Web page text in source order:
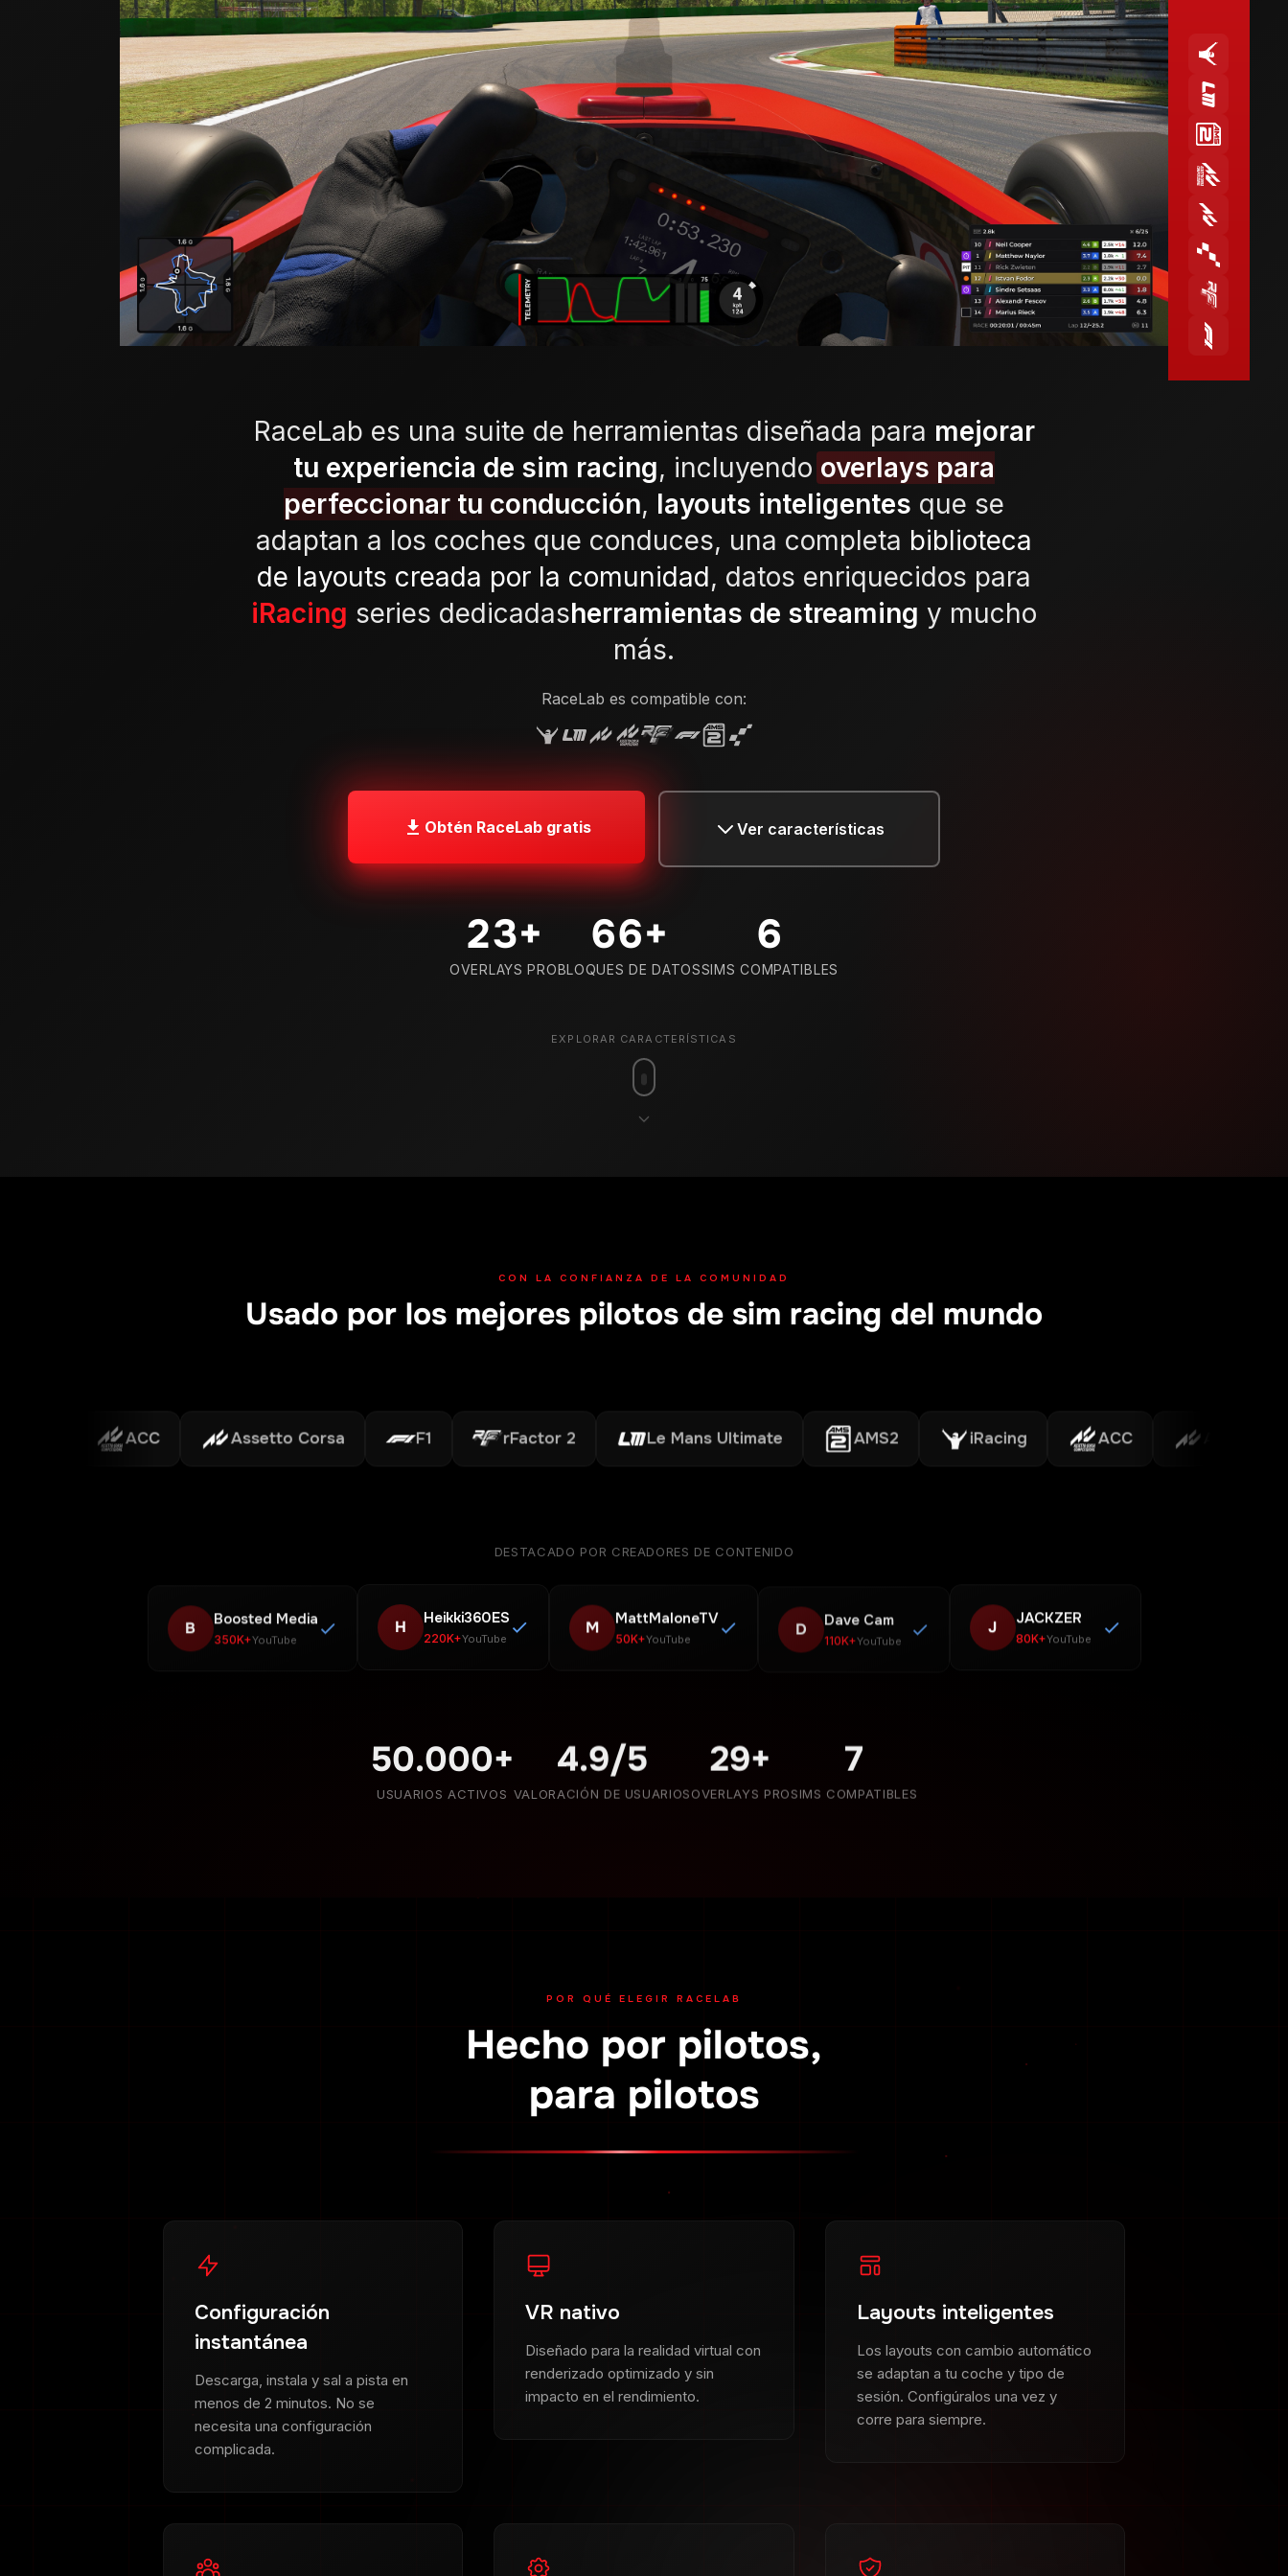
RaceLab es una suite de herramientas diseñada para mejorar
tu experiencia de sim racing, incluyendo overlays para
perfeccionar tu conducción, layouts inteligentes que se
adaptan a los coches que conduces, una completa biblioteca
de layouts creada por la comunidad, datos enriquecidos para
iRacing series dedicadasherramientas de streaming y mucho
más.
RaceLab es compatible con:
Obtén RaceLab gratis Ver características
29+
OVERLAYS PRO
80+
BLOQUES DE DATOS
7
SIMS COMPATIBLES
EXPLORAR CARACTERÍSTICAS
CON LA CONFIANZA DE LA COMUNIDAD
Usado por los mejores pilotos de sim racing del mundo
ACC Assetto Corsa rFactor 2 Le Mans Ultimate AMS2 iRacing ACC Assetto Corsa
DESTACADO POR CREADORES DE CONTENIDO
B Boosted Media
350K+YouTube
H Heikki360ES
220K+YouTube
M MattMaloneTV
50K+YouTube
D Dave Cam
110K+YouTube
J JACKZER
80K+YouTube
50.000+
USUARIOS ACTIVOS
4.9/5
VALORACIÓN DE USUARIOS
29+
OVERLAYS PRO
7
SIMS COMPATIBLES
POR QUÉ ELEGIR RACELAB
Hecho por pilotos,
para pilotos
Configuración
instantánea
Descarga, instala y sal a pista en
menos de 2 minutos. No se
necesita una configuración
complicada.
VR nativo
Diseñado para la realidad virtual con
renderizado optimizado y sin
impacto en el rendimiento.
Layouts inteligentes
Los layouts con cambio automático
se adaptan a tu coche y tipo de
sesión. Configúralos una vez y
corre para siempre.